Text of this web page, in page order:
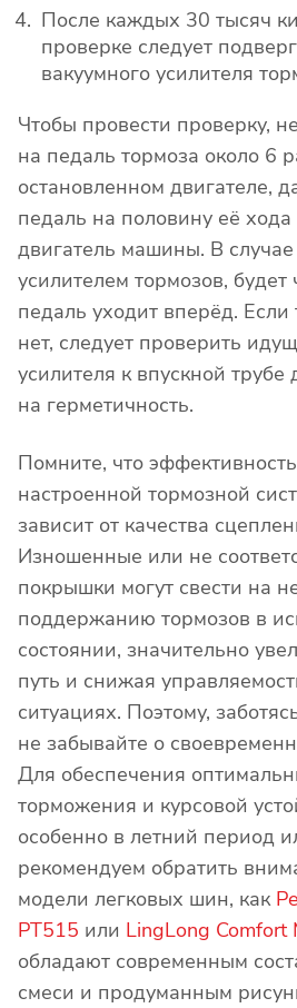
После каждых 30 тысяч
проверке следует
вакуумного усилителя
Чтобы провести проверку,
на педаль тормоза около 6
остановленном двигателе,
педаль на половину её хода
двигатель машины. В
усилителем тормозов, будет
педаль уходит вперёд.
нет, следует проверить
усилителя к впускной трубе
на герметичность.
Помните, что
настроенной тормозной
зависит от качества
Изношенные или не
покрышки могут свести на
поддержанию тормозов в
состоянии, значительно
путь и снижая
ситуациях. Поэтому,
не забывайте о
Для обеспечения
торможения и курсовой
особенно в летний период
рекомендуем обратить
модели легковых шин, как
PT515 или LingLong Comfort
обладают современным
смеси и продуманным